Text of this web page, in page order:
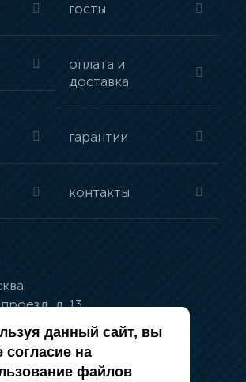
госты
оплата и
доставка
гарантии
контакты
д. 13
41-83
данный сайт, вы
согласие на
файлов